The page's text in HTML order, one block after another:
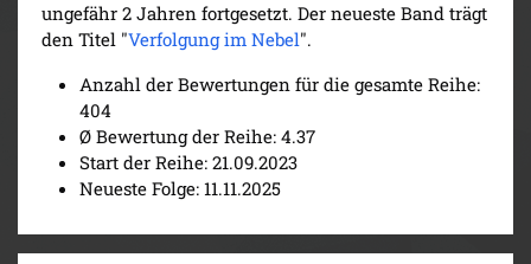
ungefähr 2 Jahren fortgesetzt. Der neueste Band trägt
den Titel "Verfolgung im Nebel".
Anzahl der Bewertungen für die gesamte Reihe:
404
Ø Bewertung der Reihe: 4.37
Start der Reihe: 21.09.2023
Neueste Folge: 11.11.2025